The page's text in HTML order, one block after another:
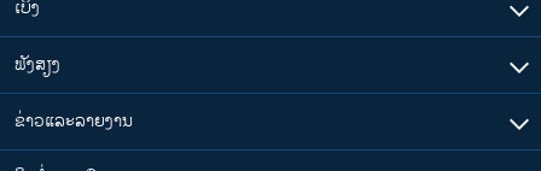
ເບິ່ງ
ຟັງສຽງ
ຂ່າວແລະລາຍງານ